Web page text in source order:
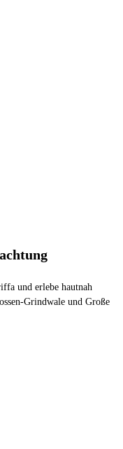
und erlebe hautnah
Grindwale und Große